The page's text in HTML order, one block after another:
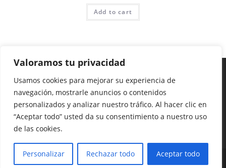
Valoramos tu privacidad
Usamos cookies para mejorar su experiencia de
navegación, mostrarle anuncios o contenidos
personalizados y analizar nuestro tráfico. Al hacer clic en
“Aceptar todo” usted da su consentimiento a nuestro uso
de las cookies.
Personalizar Rechazar todo Aceptar todo
Add to cart
Copyright - Juana Nicolás 2024 Calle José García Martínez, 2. bajo Edificio
Nueve Pisos. Murcia 628 547 576